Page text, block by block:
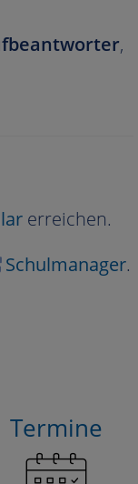
,
erreichen.
Schulmanager.
Termine